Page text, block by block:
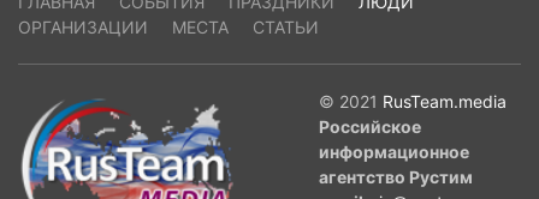
ОРГАНИЗАЦИИ
МЕСТА СТАТЬИ
© 2021 RusTeam.media
Российское
информационное
агентство Рустим